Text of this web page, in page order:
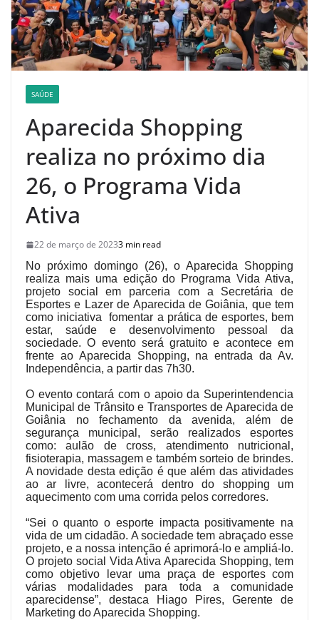
SAÚDE
Aparecida Shopping
realiza no próximo dia
26, o Programa Vida
Ativa
22 de março de 20233 min read
No próximo domingo (26), o Aparecida Shopping
realiza mais uma edição do Programa Vida Ativa,
projeto social em parceria com a Secretária de
Esportes e Lazer de Aparecida de Goiânia, que tem
como iniciativa fomentar a prática de esportes, bem
estar, saúde e desenvolvimento pessoal da
sociedade. O evento será gratuito e acontece em
frente ao Aparecida Shopping, na entrada da Av.
Independência, a partir das 7h30.
O evento contará com o apoio da Superintendencia
Municipal de Trânsito e Transportes de Aparecida de
Goiânia no fechamento da avenida, além de
segurança municipal, serão realizados esportes
como: aulão de cross, atendimento nutricional,
fisioterapia, massagem e também sorteio de brindes.
A novidade desta edição é que além das atividades
ao ar livre, acontecerá dentro do shopping um
aquecimento com uma corrida pelos corredores.
“Sei o quanto o esporte impacta positivamente na
vida de um cidadão. A sociedade tem abraçado esse
projeto, e a nossa intenção é aprimorá-lo e ampliá-lo.
O projeto social Vida Ativa Aparecida Shopping, tem
como objetivo levar uma praça de esportes com
várias modalidades para toda a comunidade
aparecidense”, destaca Hiago Pires, Gerente de
Marketing do Aparecida Shopping.